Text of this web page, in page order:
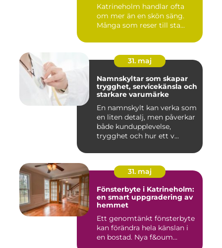
Katrineholm handlar ofta
om mer än en skön säng.
Många som reser till sta...
31. maj
Namnskyltar som skapar
trygghet, servicekänsla och
starkare varumärke
En namnskylt kan verka som
en liten detalj, men påverkar
både kundupplevelse,
trygghet och hur ett v...
31. maj
Fönsterbyte i Katrineholm:
en smart uppgradering av
hemmet
Ett genomtänkt fönsterbyte
kan förändra hela känslan i
en bostad. Nya f&oum...